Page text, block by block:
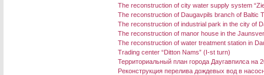
The reconstruction of city water supply system
The reconstruction of Daugavpils branch of Baltic
The reconstruction of industrial park in the city of
The reconstruction of manor house in the
The reconstruction of water treatment station in
Trading center “Ditton Nams” (I-st turn)
Территориальный план города Даугавпилса на
Реконструкция перелива дождевых вод в